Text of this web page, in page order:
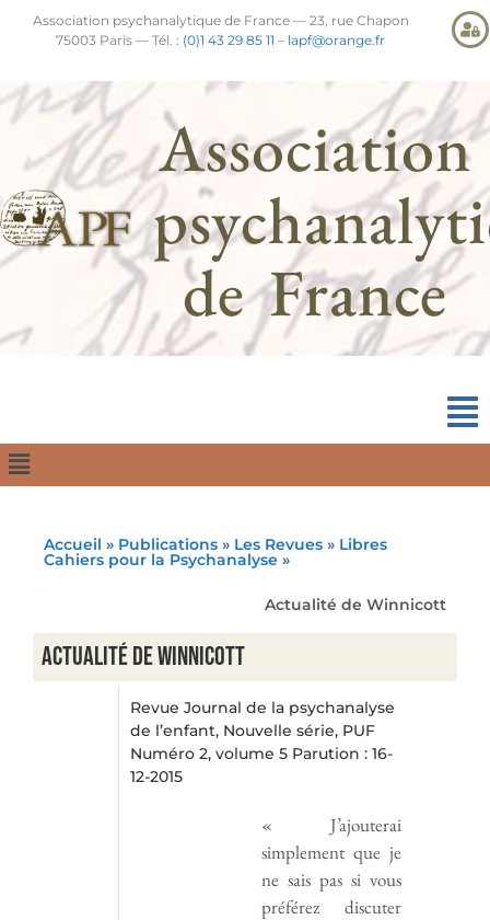
Association psychanalytique de France — 23, rue Chapon
75003 Paris — Tél. : (0)1 43 29 85 11 – lapf@orange.fr
Association
de France
Accueil » Publications » Les Revues » Libres
Cahiers pour la Psychanalyse »
Actualité de Winnicott
Actualité de Winnicott
Revue Journal de la psychanalyse
de l’enfant, Nouvelle série, PUF
Numéro 2, volume 5 Parution : 16-
12-2015
« J’ajouterai
simplement que je
ne sais pas si vous
préférez discuter